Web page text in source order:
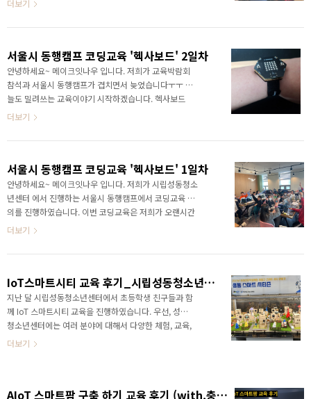
잇나우] 메이커 ..
는 매우 작은 보드인데요. 이 안에 가장 많이 사용하는 다
을 내 마음대로 만들어 볼 수 있어요!! 또, ESP32칩을 활
용하여 WiFi, 블루투스가 가능하다 보니, 티쳐블머신 연
동을 통한 이미지인식, 엑셀 및 그래프 데이터 연동을 통
한 데이터 사이언스까지 실시간으로 가능하답니다 :)
https://smartstore.naver.com/makeitnow/products/98291..
더보기
서울시 동행캠프 코딩교육 '헥사보드' 2일차
안녕하세요~ 메이크잇나우 입니다. 저희가 교육박람회
참석과 서울시 동행캠프가 겹치면서 늦었습니다ㅜㅜ 오
늘도 밀려쓰는 교육이야기 시작하겠습니다. 헥사보드
내 손안에 담기는 무한한 상상력 오늘도 간략히 말씀드
본적으로 가장 범용적으로 사용할 수 있는 7가지 센서가
로그램 '이지블록' 를 사용하여 실시간 엑셀 및 그래프
데이터를 받아와 데이터 사이언스나 티쳐블머신을 통한
AI이미지 학습까지 블록 하나로 사용할 수 있답니다 :)
헥사보드 HEXABOARD IoT, AI 교육용 보드 - 교과연계,
잇나우] 메이커 제품을 만날 수 있는 마켓입니다.
smart..
더보기
서울시 동행캠프 코딩교육 '헥사보드' 1일차
안녕하세요~ 메이크잇나우 입니다. 저희가 시립성동청소
년센터 에서 진행하는 서울시 동행캠프에서 코딩교육 강
의를 진행하였습니다. 이번 코딩교육은 저희가 오랜시간
준비하고 정말 많은 테스트와 수정을 거친 헥사보드로 수
실까요?? 헥사보드 내 손안에 담기는 무한한 상상력 헥사
에 따로 다룰께요. 한마디로 AIoT 교육에 최적화 되어있
다고 생각하시면 될 것 같습니다. 블록코딩(이지블록,엔
트리), 아두이노, 파이썬 환경에서 개발이 가능하며, TM
을 통한 이미지학습, 엑셀및 그래프로의 데이터 추출을
넓게 활용할 수 있습니다. 헥사보드 HEXABOARD IoT,
더보기
IoT스마트시티 교육 후기_시립성동청소년센터
지난 달 시립성동청소년센터에서 초등학생 친구들과 함
께 IoT 스마트시티 교육을 진행하였습니다. 우선, 성동
청소년센터에는 여러 분야에 대해서 다양한 체험, 교육,
축제를 진행하고 있었는데요. 그 중에서도 ICT 관련 부
로그램"으로 스마트시티 만들어보는 과정을 진행했습
더보기
AIoT 스마트팜 구축 하기 교육 후기 (with.충북테크노파크)